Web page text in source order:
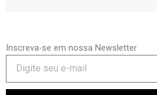
Inscreva-se em nossa Newsletter